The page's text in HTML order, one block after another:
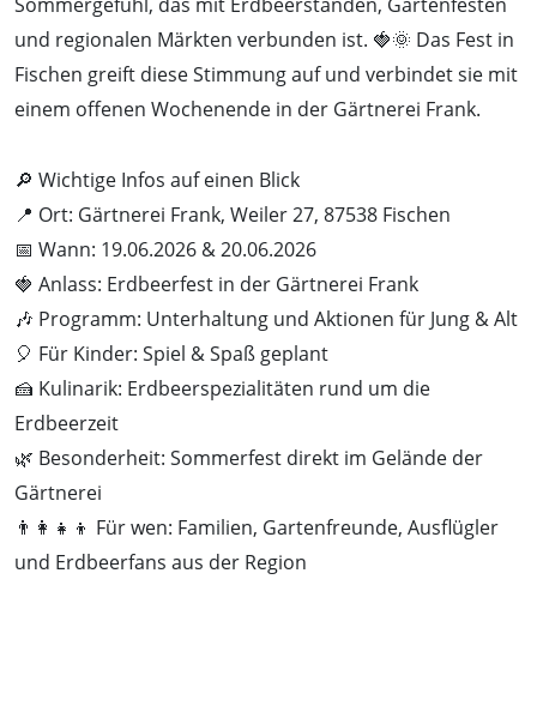
und regionalen Märkten verbunden ist. 🍓🌞 Das Fest in
Fischen greift diese Stimmung auf und verbindet sie mit
einem offenen Wochenende in der Gärtnerei Frank.
🔎 Wichtige Infos auf einen Blick
📍 Ort: Gärtnerei Frank, Weiler 27, 87538 Fischen
📅 Wann: 19.06.2026 & 20.06.2026
🍓 Anlass: Erdbeerfest in der Gärtnerei Frank
🎶 Programm: Unterhaltung und Aktionen für Jung & Alt
🎈 Für Kinder: Spiel & Spaß geplant
🍰 Kulinarik: Erdbeerspezialitäten rund um die
Erdbeerzeit
🌿 Besonderheit: Sommerfest direkt im Gelände der
Gärtnerei
👨‍👩‍👧‍👦 Für wen: Familien, Gartenfreunde, Ausflügler
und Erdbeerfans aus der Region